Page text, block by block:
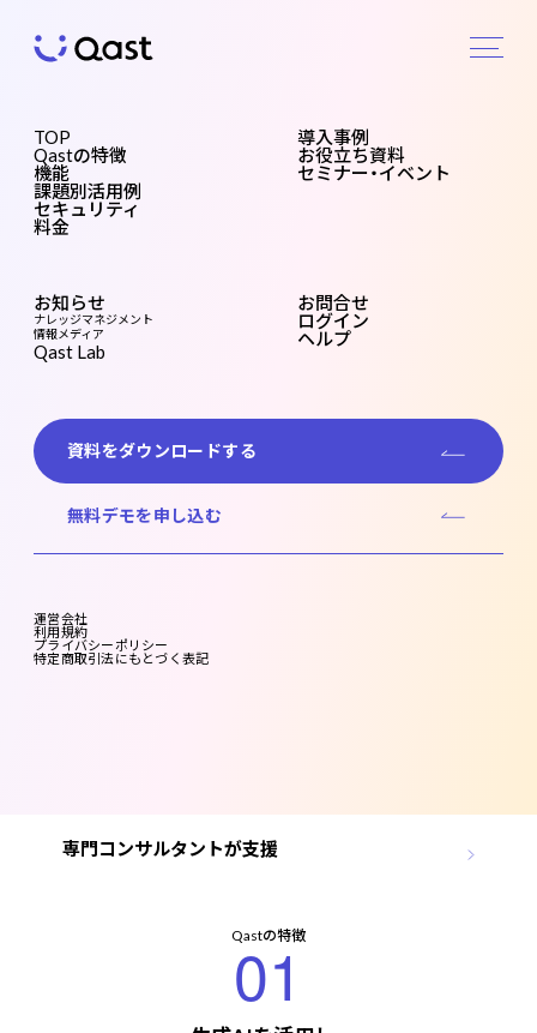
TOP
Qastの特徴
機能
課題別活用例
セキュリティ
料金
導入事例
お役立ち資料
セミナー・イベント
お知らせ
ナレッジマネジメント
情報メディア
Qast Lab
お問合せ
ログイン
ヘルプ
資料をダウンロードする
無料デモを申し込む
運営会社
利用規約
プライバシーポリシー
特定商取引法にもとづく表記
Qastの特徴
Feature
豊富な機能と、大規模利用にも
トータルで支える、
「ナレッジマネジメントの最適解」。
暗黙知の活用による競争優位性
専門コンサルタントが支援
Qastの特徴
01